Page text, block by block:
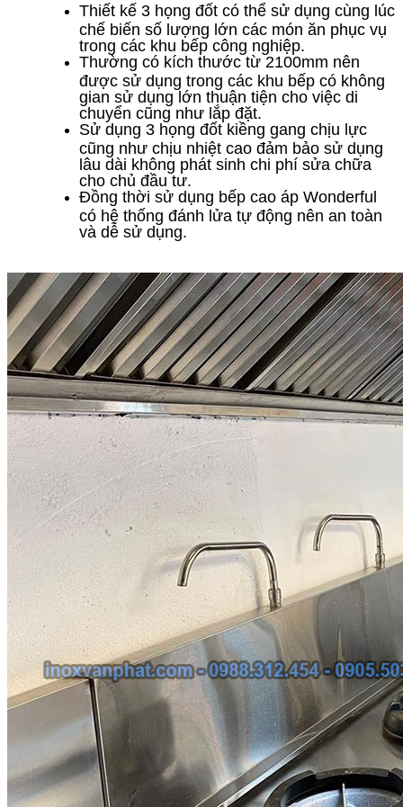
Thiết kế 3 họng đốt có thể sử dụng cùng lúc
chế biến số lượng lớn các món ăn phục vụ
trong các khu bếp công nghiệp.
Thường có kích thước từ 2100mm nên
được sử dụng trong các khu bếp có không
gian sử dụng lớn thuận tiện cho việc di
chuyển cũng như lắp đặt.
Sử dụng 3 họng đốt kiềng gang chịu lực
cũng như chịu nhiệt cao đảm bảo sử dụng
lâu dài không phát sinh chi phí sửa chữa
cho chủ đầu tư.
Đồng thời sử dụng bếp cao áp Wonderful
có hệ thống đánh lửa tự động nên an toàn
và dễ sử dụng.